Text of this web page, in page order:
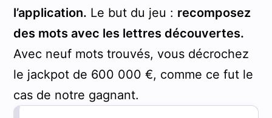
l’application. Le but du jeu : recomposez
des mots avec les lettres découvertes.
Avec neuf mots trouvés, vous décrochez
le jackpot de 600 000 €, comme ce fut le
cas de notre gagnant.